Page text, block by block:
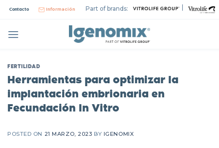
Contacto Información Part of brands:
FERTILIDAD
Herramientas para optimizar la
implantación embrionaria en
Fecundación In Vitro
POSTED ON 21 MARZO, 2023 BY IGENOMIX